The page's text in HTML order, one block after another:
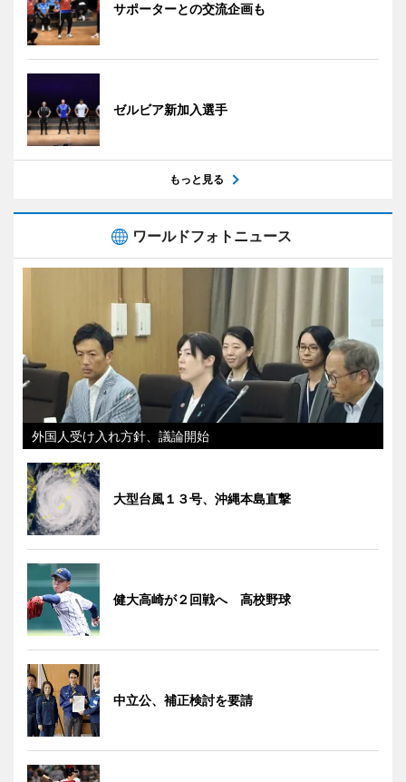
サポーターとの交流企画も
ゼルビア新加入選手
もっと見る
ワールドフォトニュース
外国人受け入れ方針、議論開始
大型台風１３号、沖縄本島直撃
健大高崎が２回戦へ 高校野球
中立公、補正検討を要請